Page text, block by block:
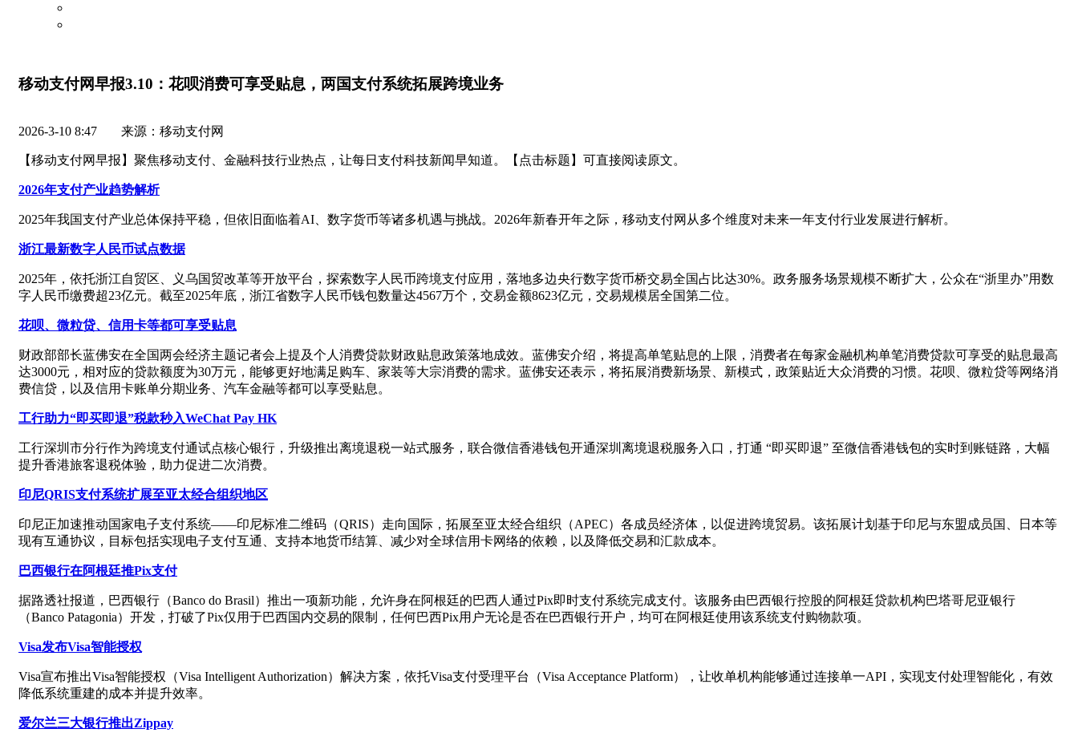
移动支付网早报3.10：花呗消费可享受贴息，两国支付系统拓展跨境业务
2026-3-10 8:47 来源：移动支付网
【移动支付网早报】聚焦移动支付、金融科技行业热点，让每日支付科技新闻早知道。【点击标题】可直接阅读原文。
2026年支付产业趋势解析
2025年我国支付产业总体保持平稳，但依旧面临着AI、数字货币等诸多机遇与挑战。2026年新春开年之际，移动支付网从多个维度对未来一年支付行业发展进行解析。
浙江最新数字人民币试点数据
2025年，依托浙江自贸区、义乌国贸改革等开放平台，探索数字人民币跨境支付应用，落地多边央行数字货币桥交易全国占比达30%。政务服务场景规模不断扩大，公众在“浙里办”用数
字人民币缴费超23亿元。截至2025年底，浙江省数字人民币钱包数量达4567万个，交易金额8623亿元，交易规模居全国第二位。
花呗、微粒贷、信用卡等都可享受贴息
财政部部长蓝佛安在全国两会经济主题记者会上提及个人消费贷款财政贴息政策落地成效。蓝佛安介绍，将提高单笔贴息的上限，消费者在每家金融机构单笔消费贷款可享受的贴息最高
达3000元，相对应的贷款额度为30万元，能够更好地满足购车、家装等大宗消费的需求。蓝佛安还表示，将拓展消费新场景、新模式，政策贴近大众消费的习惯。花呗、微粒贷等网络消
费信贷，以及信用卡账单分期业务、汽车金融等都可以享受贴息。
工行助力“即买即退”税款秒入WeChat Pay HK
工行深圳市分行作为跨境支付通试点核心银行，升级推出离境退税一站式服务，联合微信香港钱包开通深圳离境退税服务入口，打通 “即买即退” 至微信香港钱包的实时到账链路，大幅
提升香港旅客退税体验，助力促进二次消费。
印尼QRIS支付系统扩展至亚太经合组织地区
印尼正加速推动国家电子支付系统——印尼标准二维码（QRIS）走向国际，拓展至亚太经合组织（APEC）各成员经济体，以促进跨境贸易。该拓展计划基于印尼与东盟成员国、日本等
现有互通协议，目标包括实现电子支付互通、支持本地货币结算、减少对全球信用卡网络的依赖，以及降低交易和汇款成本。
巴西银行在阿根廷推Pix支付
据路透社报道，巴西银行（Banco do Brasil）推出一项新功能，允许身在阿根廷的巴西人通过Pix即时支付系统完成支付。该服务由巴西银行控股的阿根廷贷款机构巴塔哥尼亚银行
（Banco Patagonia）开发，打破了Pix仅用于巴西国内交易的限制，任何巴西Pix用户无论是否在巴西银行开户，均可在阿根廷使用该系统支付购物款项。
Visa发布Visa智能授权
Visa宣布推出Visa智能授权（Visa Intelligent Authorization）解决方案，依托Visa支付受理平台（Visa Acceptance Platform），让收单机构能够通过连接单一API，实现支付处理智能化，有效
降低系统重建的成本并提升效率。
爱尔兰三大银行推出Zippay